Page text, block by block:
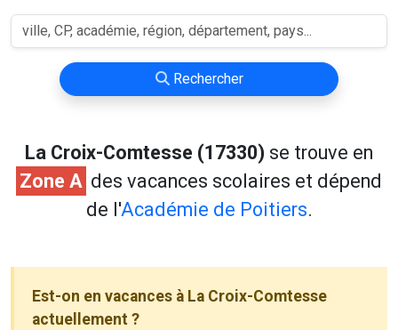
Rechercher
La Croix-Comtesse (17330) se trouve en
Zone A des vacances scolaires et dépend
de l'Académie de Poitiers.
Est-on en vacances à La Croix-Comtesse
actuellement ?